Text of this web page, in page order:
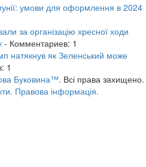
умови для оформлення в 2024
за організацію хресної ходи
- Комментариев: 1
натякнув як Зеленський може
1
Буковина™. Всі права захищено.
Правова інформація.